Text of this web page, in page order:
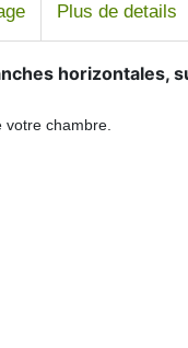
Plus de details
horizontales, s
votre chambre.